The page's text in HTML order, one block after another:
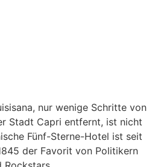
nur wenige Schritte von
Stadt Capri entfernt, ist nicht
Fünf-Sterne-Hotel ist seit
der Favorit von Politikern